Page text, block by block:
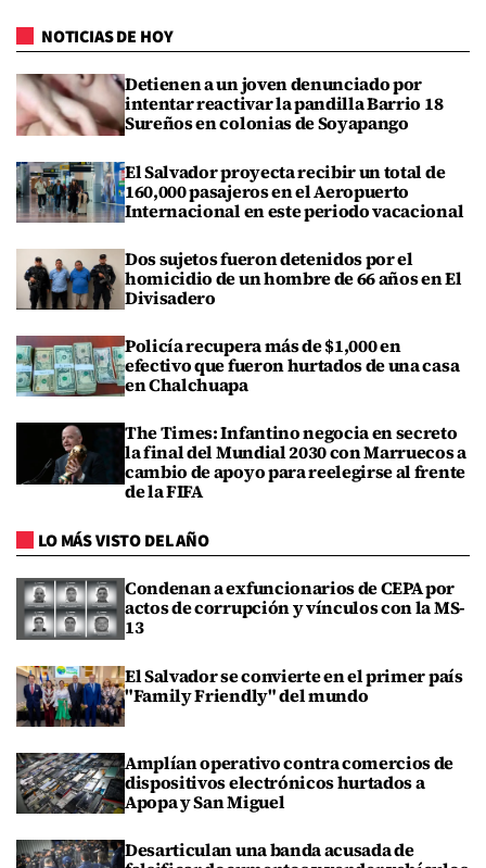
NOTICIAS DE HOY
Detienen a un joven denunciado por
intentar reactivar la pandilla Barrio 18
Sureños en colonias de Soyapango
El Salvador proyecta recibir un total de
160,000 pasajeros en el Aeropuerto
Internacional en este periodo vacacional
Dos sujetos fueron detenidos por el
homicidio de un hombre de 66 años en El
Divisadero
Policía recupera más de $1,000 en
efectivo que fueron hurtados de una casa
en Chalchuapa
The Times: Infantino negocia en secreto
la final del Mundial 2030 con Marruecos a
cambio de apoyo para reelegirse al frente
de la FIFA
LO MÁS VISTO DEL AÑO
Condenan a exfuncionarios de CEPA por
actos de corrupción y vínculos con la MS-
13
El Salvador se convierte en el primer país
"Family Friendly" del mundo
Amplían operativo contra comercios de
dispositivos electrónicos hurtados a
Apopa y San Miguel
Desarticulan una banda acusada de